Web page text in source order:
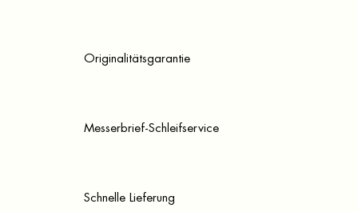
Originalitätsgarantie
Messerbrief-Schleifservice
Schnelle Lieferung